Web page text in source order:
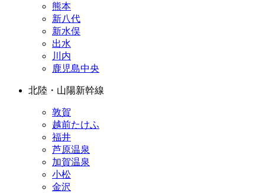
熊本
新八代
新水俣
出水
川内
鹿児島中央
北陸・山陽新幹線
敦賀
越前たけふ
福井
芦原温泉
加賀温泉
小松
金沢